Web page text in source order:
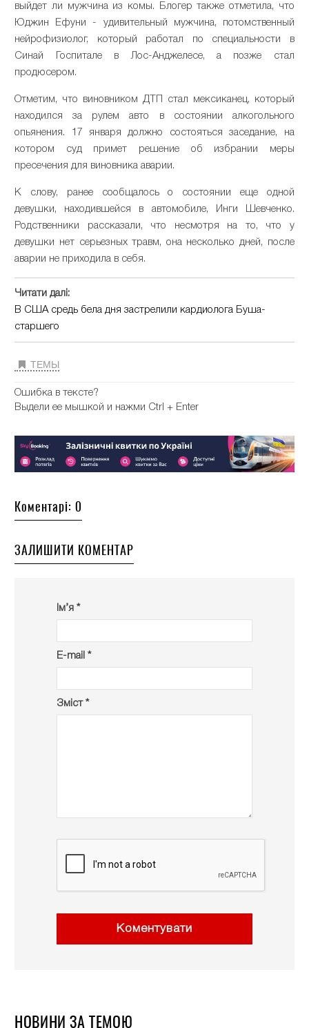
выйдет ли мужчина из комы. Блогер также отметила, что
Юджин Ефуни - удивительный мужчина, потомственный
нейрофизиолог, который работал по специальности в
Синай Госпитале в Лос-Анджелесе, а позже стал
продюсером.
Отметим, что виновником ДТП стал мексиканец, который
находился за рулем авто в состоянии алкогольного
опьянения. 17 января должно состояться заседание, на
котором суд примет решение об избрании меры
пресечения для виновника аварии.
К слову, ранее сообщалось о состоянии еще одной
девушки, находившейся в автомобиле, Инги Шевченко.
Родственники рассказали, что несмотря на то, что у
девушки нет серьезных травм, она несколько дней, после
аварии не приходила в себя.
Читати далі:
В США средь бела дня застрелили кардиолога Буша-
старшего
ТЕМЫ
Ошибка в тексте?
Выдели ее мышкой и нажми Ctrl + Enter
Коментарі: 0
ЗАЛИШИТИ КОМЕНТАР
Ім’я *
E-mail *
Зміст *
Коментувати
НОВИНИ ЗА ТЕМОЮ